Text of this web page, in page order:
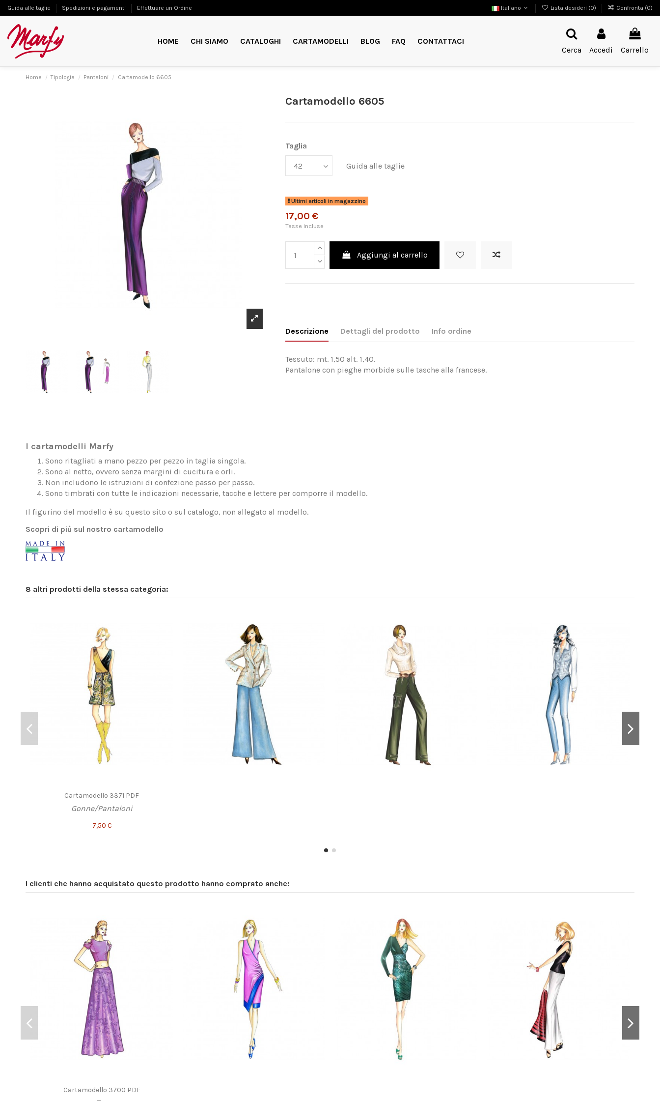
Guida alle taglie Spedizioni e pagamenti Effettuare un Ordine Italiano Lista desideri (0) Confronta (0)
HOME CHI SIAMO CATALOGHI CARTAMODELLI BLOG FAQ
CONTATTACI
Cerca
Accedi Carrello
Home Tipologia Pantaloni Cartamodello 6605
Cartamodello 6605
Taglia
Guida alle taglie
Ultimi articoli in magazzino
17,00 €
Tasse incluse
Aggiungi al carrello
Descrizione Dettagli del prodotto Info ordine
Tessuto: mt. 1,50 alt. 1,40.
Pantalone con pieghe morbide sulle tasche alla francese.
I cartamodelli Marfy
Sono ritagliati a mano pezzo per pezzo in taglia singola.
Sono al netto, ovvero senza margini di cucitura e orli.
Non includono le istruzioni di confezione passo per passo.
Sono timbrati con tutte le indicazioni necessarie, tacche e lettere per comporre il modello.
Il figurino del modello è su questo sito o sul catalogo, non allegato al modello.
Scopri di più sul nostro cartamodello
8 altri prodotti della stessa categoria:
Cartamodello 3371 PDF
Gonne/Pantaloni
7,50 €
I clienti che hanno acquistato questo prodotto hanno comprato anche:
Cartamodello 3700 PDF